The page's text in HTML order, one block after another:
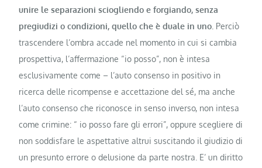
unire le separazioni sciogliendo e forgiando, senza
pregiudizi o condizioni, quello che è duale in uno. Perciò
trascendere l’ombra accade nel momento in cui si cambia
prospettiva, l’affermazione “io posso”, non è intesa
esclusivamente come – l’auto consenso in positivo in
ricerca delle ricompense e accettazione del sé, ma anche
l’auto consenso che riconosce in senso inverso, non intesa
come crimine: “ io posso fare gli errori”, oppure scegliere di
non soddisfare le aspettative altrui suscitando il giudizio di
un presunto errore o delusione da parte nostra. E’ un diritto